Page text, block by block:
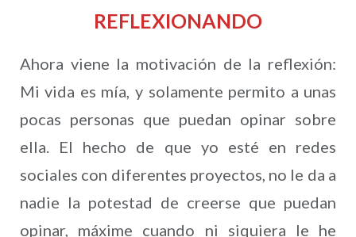
REFLEXIONANDO
Ahora viene la motivación de la reflexión:
Mi vida es mía, y solamente permito a unas
pocas personas que puedan opinar sobre
ella. El hecho de que yo esté en redes
sociales con diferentes proyectos, no le da a
nadie la potestad de creerse que puedan
opinar, máxime cuando ni siquiera le he